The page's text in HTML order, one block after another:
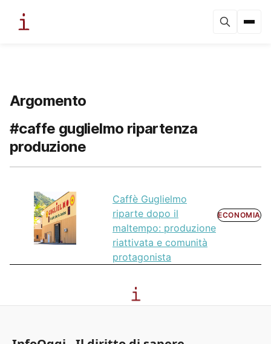
Argomento
#caffe guglielmo ripartenza
produzione
Caffè Guglielmo
riparte dopo il
maltempo: produzione
riattivata e comunità
protagonista
ECONOMIA